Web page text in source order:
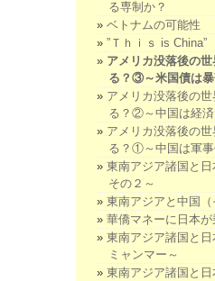
る専制か？
ベトナムの可能性
”Ｔｈｉｓ is China”
アメリカ没落後の
る？③～米国債は暴
アメリカ没落後の
る？②～中国は経済
アメリカ没落後の
る？①～中国は軍事
東南アジア諸国と
その２～
東南アジアと中国（
華僑マネーに日本が
東南アジア諸国と
ミャンマー～
東南アジア諸国と